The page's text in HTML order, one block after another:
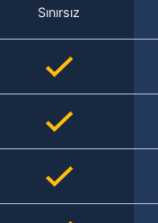
Sınırsız